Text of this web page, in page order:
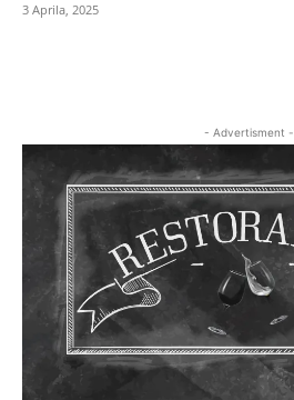
3 Aprila, 2025
- Advertisment -